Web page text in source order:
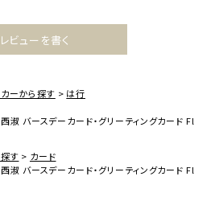
レビューを書く
ーから探す
は行
バースデーカード・グリーティングカード Fl
す
カード
バースデーカード・グリーティングカード Fl